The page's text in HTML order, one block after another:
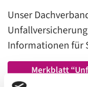
Unser
Informationen für
Merkblatt